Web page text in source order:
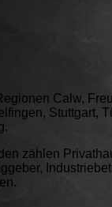
Calw,
Stuttgart,
zählen